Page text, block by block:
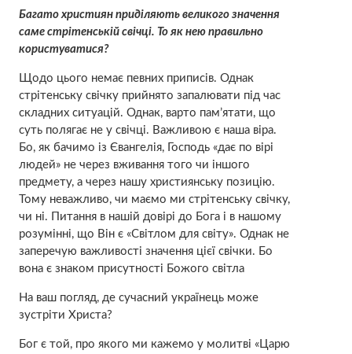
Багато християн приділяють великого значення
саме стрітенській свічці. То як нею правильно
користуватися?
Щодо цього немає певних приписів. Однак
стрітенську свічку прийнято запалювати під час
складних ситуацій. Однак, варто пам’ятати, що
суть полягає не у свічці. Важливою є наша віра.
Бо, як бачимо із Євангелія, Господь «дає по вірі
людей» не через вживання того чи іншого
предмету, а через нашу християнську позицію.
Тому неважливо, чи маємо ми стрітенську свічку,
чи ні. Питання в нашій довірі до Бога і в нашому
розумінні, що Він є «Світлом для світу». Однак не
заперечую важливості значення цієї свічки. Бо
вона є знаком присутності Божого світла
На ваш погляд, де сучасний українець може
зустріти Христа?
Бог є той, про якого ми кажемо у молитві «Царю